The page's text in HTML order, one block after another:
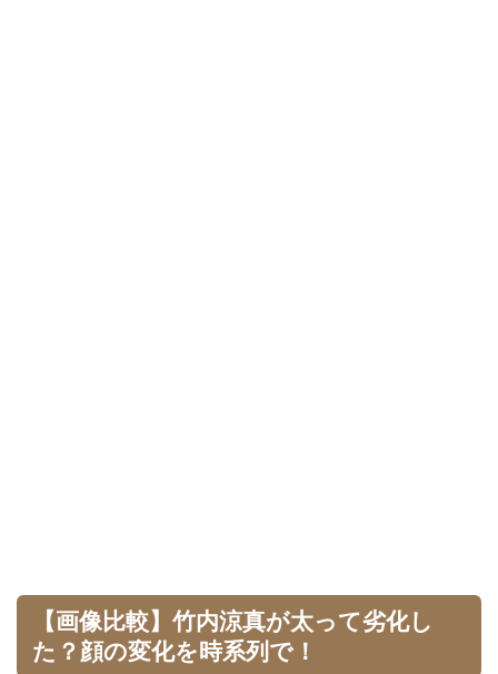
【画像比較】竹内涼真が太って劣化し
た？顔の変化を時系列で！